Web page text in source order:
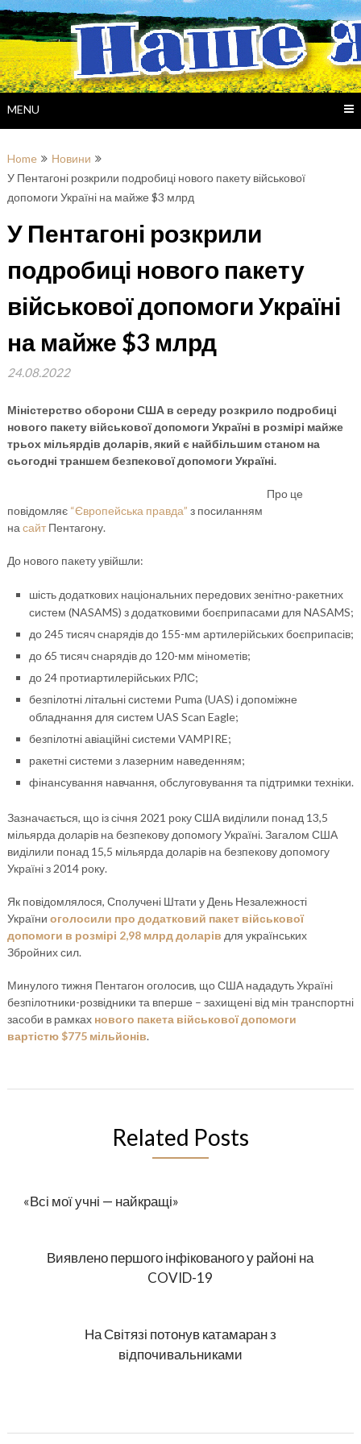
Skip
to
content
MENU
Home
Новини
У Пентагоні розкрили подробиці нового пакету військової
допомоги Україні на майже $3 млрд
У Пентагоні розкрили
подробиці нового пакету
військової допомоги Україні
на майже $3 млрд
24.08.2022
Міністерство оборони США в середу розкрило подробиці
нового пакету військової допомоги Україні в розмірі майже
трьох мільярдів доларів, який є найбільшим станом на
сьогодні траншем безпекової допомоги Україні.
Про це
повідомляє “Європейська правда” з посиланням
на сайтПентагону.
До нового пакету увійшли:
шість додаткових національних передових зенітно-ракетних
систем (NASAMS) з додатковими боєприпасами для NASAMS;
до 245 тисяч снарядів до 155-мм артилерійських боєприпасів;
до 65 тисяч снарядів до 120-мм мінометів;
до 24 протиартилерійських РЛС;
безпілотні літальні системи Puma (UAS) і допоміжне
обладнання для систем UAS Scan Eagle;
безпілотні авіаційні системи VAMPIRE;
ракетні системи з лазерним наведенням;
фінансування навчання, обслуговування та підтримки техніки.
Зазначається, що із січня 2021 року США виділили понад 13,5
мільярда доларів на безпекову допомогу Україні. Загалом США
виділили понад 15,5 мільярда доларів на безпекову допомогу
Україні з 2014 року.
Як повідомлялося, Сполучені Штати у День Незалежності
України оголосили про додатковий пакет військової
допомоги в розмірі 2,98 млрд доларів для українських
Збройних сил.
Минулого тижня Пентагон оголосив, що США нададуть Україні
безпілотники-розвідники та вперше – захищені від мін транспортні
засоби в рамках нового пакета військової допомоги
вартістю $775 мільйонів.
Related Posts
«Всі мої учні — найкращі»
Виявлено першого інфікованого у районі на
COVID-19
На Світязі потонув катамаран з
відпочивальниками